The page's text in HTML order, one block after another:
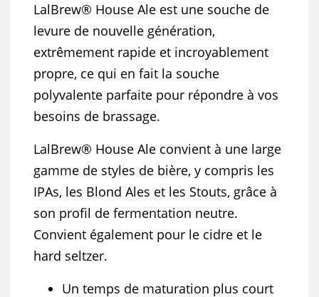
LalBrew® House Ale est une souche de
levure de nouvelle génération,
extrêmement rapide et incroyablement
propre, ce qui en fait la souche
polyvalente parfaite pour répondre à vos
besoins de brassage.
LalBrew® House Ale convient à une large
gamme de styles de bière, y compris les
IPAs, les Blond Ales et les Stouts, grâce à
son profil de fermentation neutre.
Convient également pour le cidre et le
hard seltzer.
Un temps de maturation plus court